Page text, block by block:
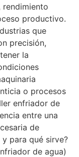
rendimiento
productivo.
que
precisión,
la
o procesos
enfriador de
entre una
de
para qué sirve?
de agua)